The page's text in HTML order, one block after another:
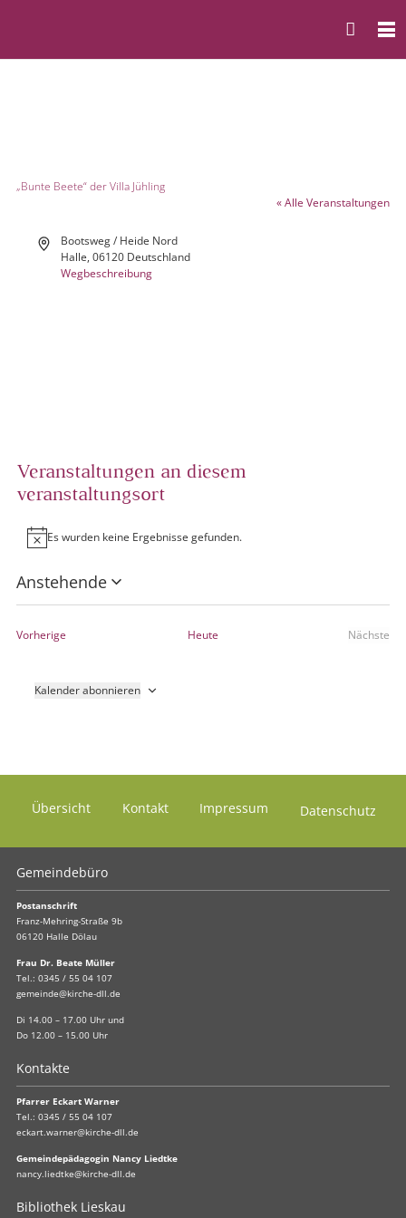
„Bunte Beete“ der Villa Jühling
« Alle Veranstaltungen
AdresseBootsweg / Heide Nord
Halle, 06120 Deutschland
Wegbeschreibung
Veranstaltungen an diesem
veranstaltungsort
HinweisEs wurden keine Ergebnisse gefunden.
Anstehende
Vorherige
Heute
Nächste
Kalender abonnieren
Übersicht Kontakt Impressum Datenschutz
Gemeindebüro
Postanschrift
Franz-Mehring-Straße 9b
06120 Halle Dölau
Frau Dr. Beate Müller
Tel.: 0345 / 55 04 107
gemeinde@kirche-dll.de
Di 14.00 – 17.00 Uhr und
Do 12.00 – 15.00 Uhr
Kontakte
Pfarrer Eckart Warner
Tel.: 0345 / 55 04 107
eckart.warner@kirche-dll.de
Gemeindepädagogin Nancy Liedtke
nancy.liedtke@kirche-dll.de
Bibliothek Lieskau